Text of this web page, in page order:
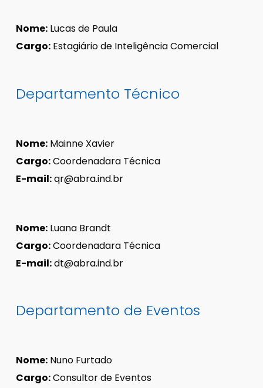
Nome: Lucas de Paula
Cargo: Estagiário de Inteligência Comercial
Departamento Técnico
Nome: Mainne Xavier
Cargo:Coordenadara Técnica
E-mail:qr@abra.ind.br
Nome: Luana Brandt
Cargo:Coordenadara Técnica
E-mail:dt@abra.ind.br
Departamento de Eventos
Nome: Nuno Furtado
Cargo:Consultor de Eventos